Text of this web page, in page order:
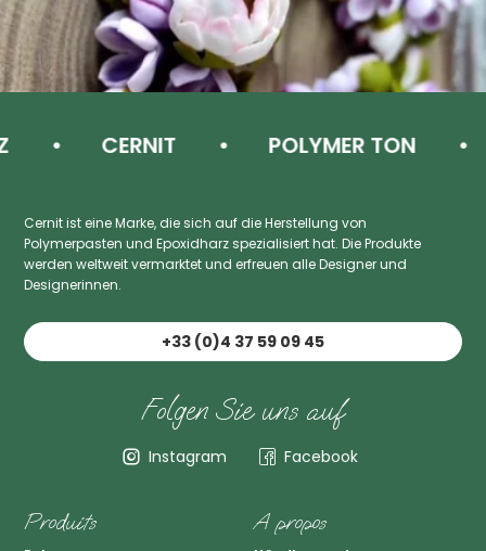
CERNIT POLYMER TON
Cernit ist eine Marke, die sich auf die Herstellung von
Polymerpasten und Epoxidharz spezialisiert hat. Die Produkte
werden weltweit vermarktet und erfreuen alle Designer und
Designerinnen.
+33 (0)4 37 59 09 45
Folgen Sie uns auf
Instagram Facebook
Produits A propos